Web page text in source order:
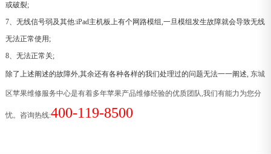
或破裂;
7、无线信号弱及其他:iPad主机板上有个网路模组,一旦模组发生故障就会导致无线
无法正常使用;
8、无法正常关;
除了上述阐述的故障外,其余还有各种各样的我们处理过的问题无法一一阐述, 东城
区苹果维修服务中心是有着多年苹果产品维修经验的优质团队,我们有能力为您分
忧。咨询热线:400-119-8500